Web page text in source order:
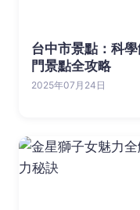
台中市景點：科
門景點全攻略
2025年07月24日